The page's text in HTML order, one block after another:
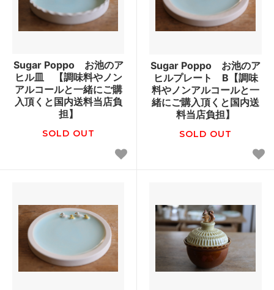
Sugar Poppo お池のア
ヒル皿 【調味料やノン
アルコールと一緒にご購
入頂くと国内送料当店負
担】
SOLD OUT
Sugar Poppo お池のア
ヒルプレート B【調味
料やノンアルコールと一
緒にご購入頂くと国内送
料当店負担】
SOLD OUT